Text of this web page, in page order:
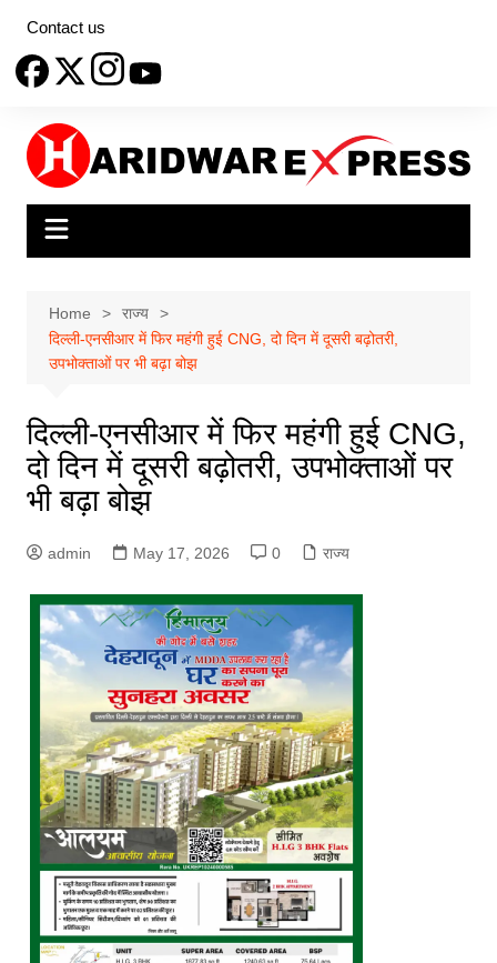
content
Contact us
Home
राज्य
दिल्ली-एनसीआर में फिर महंगी हुई CNG, दो दिन में दूसरी बढ़ोतरी,
उपभोक्ताओं पर भी बढ़ा बोझ
दिल्ली-एनसीआर में फिर महंगी हुई CNG,
दो दिन में दूसरी बढ़ोतरी, उपभोक्ताओं पर
भी बढ़ा बोझ
admin May 17, 2026 0 राज्य